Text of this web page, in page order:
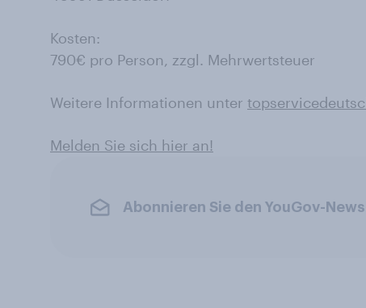
Kosten:
790€ pro Person, zzgl. Mehrwertsteuer
Weitere Informationen unter
Melden Sie sich hier an!
Abonnieren Sie den YouGov-